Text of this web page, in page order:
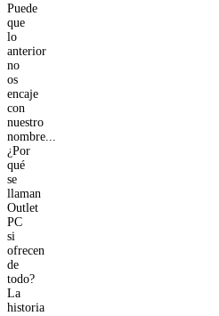
Puede
que
lo
anterior
no
os
encaje
con
nuestro
nombre...
¿Por
qué
se
llaman
Outlet
PC
si
ofrecen
de
todo?
La
historia